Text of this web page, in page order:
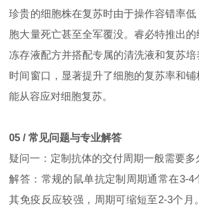
珍贵的细胞株在复苏时由于操作容错率
胞大量死亡甚至全军覆没。睿必特推出
冻存液配方并搭配专属的清洗液和复苏
时间窗口，显著提升了细胞的复苏率和
能从容应对细胞复苏。
05 / 常见问题与专业解答
疑问一：定制抗体的交付周期一般需要多
解答：常规的鼠单抗定制周期通常在3-4
其免疫反应较强，周期可缩短至2-3个月